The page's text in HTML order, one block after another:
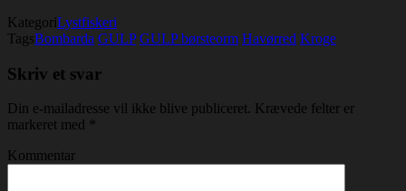
KategoriLystfiskeri
TagsBombarda GULP GULP børsteorm Havørred Kroge
Skriv et svar
Din e-mailadresse vil ikke blive publiceret. Krævede felter er
markeret med *
Kommentar